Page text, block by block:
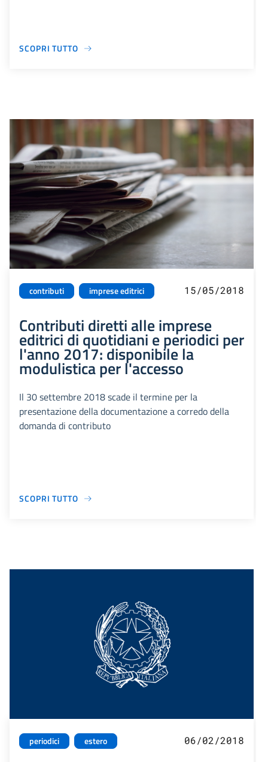
SCOPRI TUTTO
contributi imprese editrici 15/05/2018
Contributi diretti alle imprese
editrici di quotidiani e periodici per
l'anno 2017: disponibile la
modulistica per l'accesso
Il 30 settembre 2018 scade il termine per la
presentazione della documentazione a corredo della
domanda di contributo
SCOPRI TUTTO
periodici estero 06/02/2018